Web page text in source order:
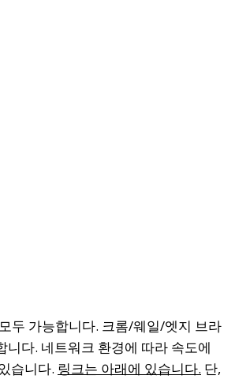
두 가능합니다. 크롬/웨일/엣지 브라
니다. 네트워크 환경에 따라 속도에
습니다. 링크는 아래에 있습니다. 단,